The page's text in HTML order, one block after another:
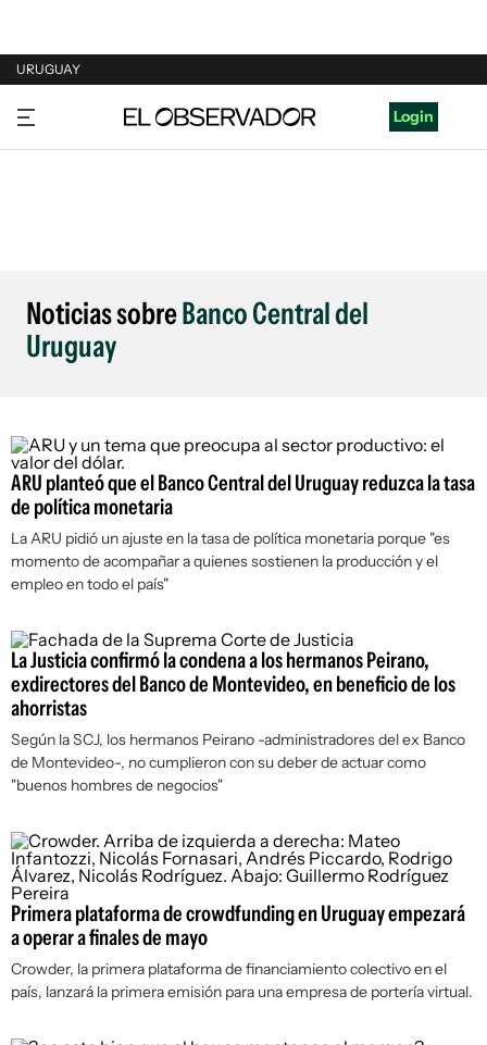
URUGUAY
URUGUAY
ARGENTINA
Login
Noticias sobreBanco Central del
Uruguay
ARU planteó que el Banco Central del Uruguay reduzca la tasa
de política monetaria
La ARU pidió un ajuste en la tasa de política monetaria porque "es
momento de acompañar a quienes sostienen la producción y el
empleo en todo el país"
La Justicia confirmó la condena a los hermanos Peirano,
exdirectores del Banco de Montevideo, en beneficio de los
ahorristas
Según la SCJ, los hermanos Peirano -administradores del ex Banco
de Montevideo-, no cumplieron con su deber de actuar como
"buenos hombres de negocios"
Primera plataforma de crowdfunding en Uruguay empezará
a operar a finales de mayo
Crowder, la primera plataforma de financiamiento colectivo en el
país, lanzará la primera emisión para una empresa de portería virtual.